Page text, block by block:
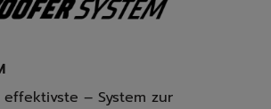
– System zur